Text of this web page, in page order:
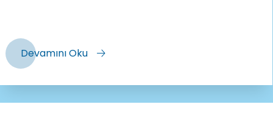
Devamını Oku